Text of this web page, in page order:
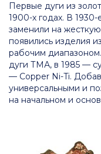
Первые дуги из
1900-х годах. В
заменили на
появились изделия
рабочим
дуги ТМА, в 1985 —
— Copper Ni-Ti.
универсальными и
на начальном и